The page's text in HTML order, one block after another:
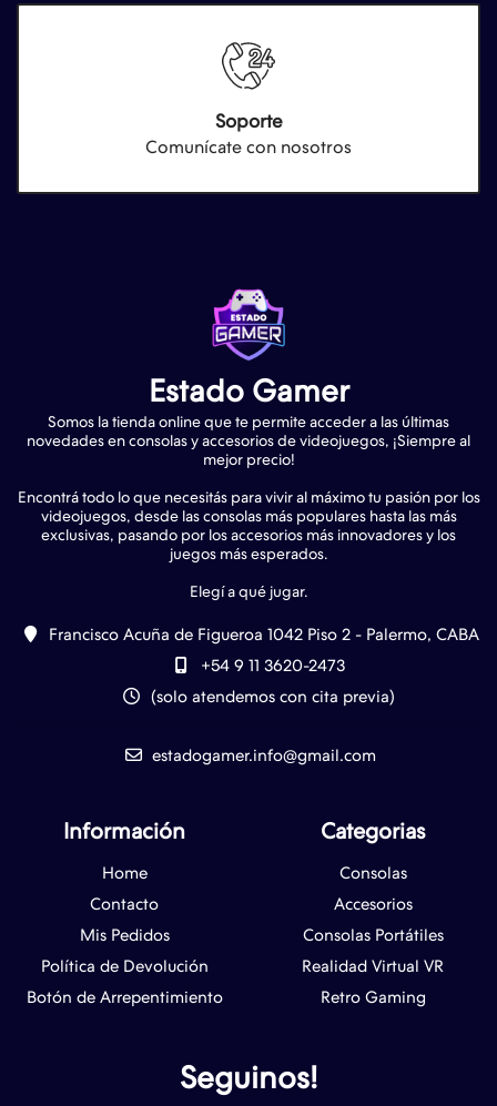
Soporte
Comunícate con nosotros
Estado Gamer
Somos la tienda online que te permite acceder a las últimas
novedades en consolas y accesorios de videojuegos, ¡Siempre al
mejor precio!
Encontrá todo lo que necesitás para vivir al máximo tu pasión por los
videojuegos, desde las consolas más populares hasta las más
exclusivas, pasando por los accesorios más innovadores y los
juegos más esperados.
Francisco Acuña de Figueroa 1042 Piso 2 - Palermo, CABA
+54 9 11 3620-2473
(solo atendemos con cita previa)
estadogamer.info@gmail.com
Información
Home
Contacto
Mis Pedidos
Política de Devolución
Botón de Arrepentimiento
Categorias
Consolas
Accesorios
Consolas Portátiles
Realidad Virtual VR
Retro Gaming
Seguinos!